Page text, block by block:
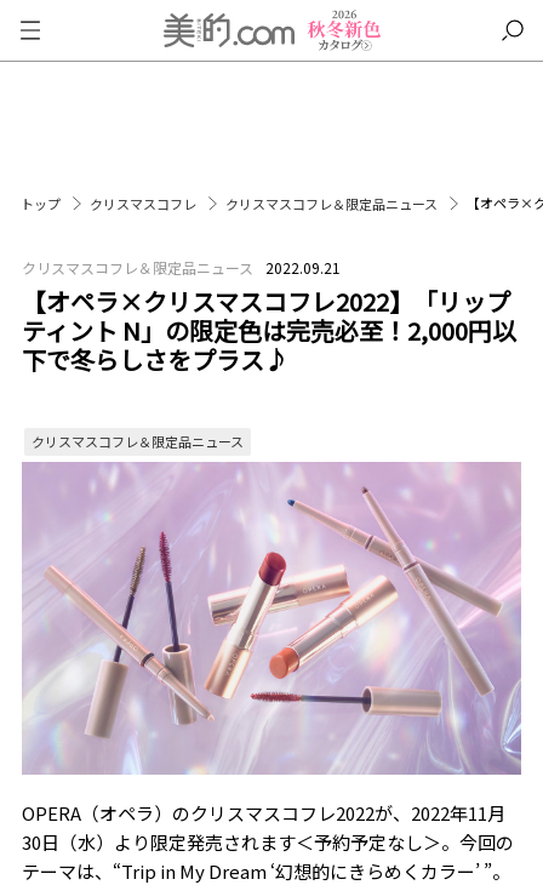
トップ クリスマスコフレ クリスマスコフレ＆限定品ニュース 【オペラ×
クリスマスコフレ＆限定品ニュース 2022.09.21
【オペラ×クリスマスコフレ2022】「リップ
ティント N」の限定色は完売必至！2,000円以
下で冬らしさをプラス♪
クリスマスコフレ＆限定品ニュース
OPERA（オペラ）のクリスマスコフレ2022が、2022年11月
30日（水）より限定発売されます＜予約予定なし＞。今回の
テーマは、“Trip in My Dream ‘幻想的にきらめくカラー’ ”。